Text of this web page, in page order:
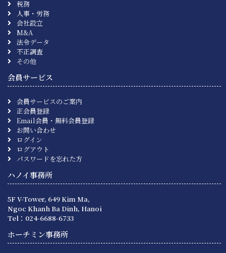
税務
人事・労務
会社設立
M&A
法令データ
不正調査
その他
会員サービス
会員サービスのご案内
正会員登録
Email会員・無料会員登録
お問い合わせ
ログイン
ログアウト
パスワードを忘れた方
ハノイ事務所
5F V-Tower, 649 Kim Ma,
Ngoc Khanh Ba Dinh, Hanoi
Tel：024-6688-6733
ホーチミン事務所